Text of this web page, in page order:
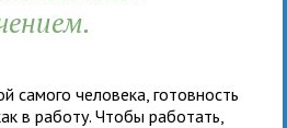
самого человека, готовность
в работу. Чтобы работать,